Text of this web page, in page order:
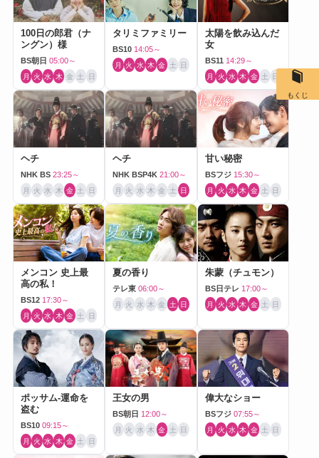
100日の郎君（ナ
ングン）様
BS朝日 05:00～
月 火 水 木 金 土 日
タリミファミリー
BS10 14:05～
月 火 水 木 金 土 日
太陽を飲み込んだ
女
BS11 14:29～
月 火 水 木 金 土 日
ヘチ
NHK BS 23:25～
月 火 水 木 金 土 日
ヘチ
NHK BSP4K 21:00～
月 火 水 木 金 土 日
甘い秘密
BSフジ 15:30～
月 火 水 木 金 土 日
メンコン 史上最
高の私！
BS12 17:30～
月 火 水 木 金 土 日
夏の香り
テレ東 06:00～
月 火 水 木 金 土 日
朱蒙（チュモン）
BS日テレ 17:00～
月 火 水 木 金 土 日
ポッサム-運命を
盗む
BS10 09:15～
月 火 水 木 金 土 日
王女の男
BS朝日 12:00～
月 火 水 木 金 土 日
偉大なショー
BSフジ 07:55～
月 火 水 木 金 土 日
もくじ